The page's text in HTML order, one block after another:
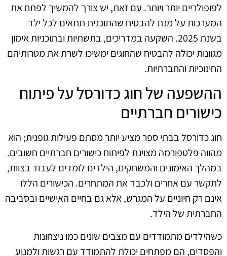
לפופולריים יותר ויותר. עם זאת, יש צורך להמשיך לפתח את
המערכות על מנת להבטיח שהתוכנית תתאים לכל ילד
בשנת 2025. השקעה במדריכים, בתשתיות ובתוכניות אימון
מגוונות יכולה להבטיח שהחוגים ימשיכו לשרת את מטרותיהם
החינוכיות והחברתיות.
ההשפעה של חוג כדורסל על פיתוח
כישורים חברתיים
חוג כדורסל בבתי ספר מציע יותר מסתם פעילות גופנית; הוא
מהווה פלטפורמה מצוינת לפיתוח כישורים חברתיים חשובים.
במהלך האימונים והמשחקים, הילדים לומדים לעבוד בצוות,
לתקשר עם אחרים ולכבד את המתחרים. הכישורים הללו
אינם רק חיוניים על המגרש, אלא גם בחיים האישיים ובסביבה
החברתית של הילד.
כשהילדים מתמודדים עם מצבים שונים כמו ניצחונות
והפסדים, הם מפתחים יכולת להתמודד עם רגשות ולמנוע